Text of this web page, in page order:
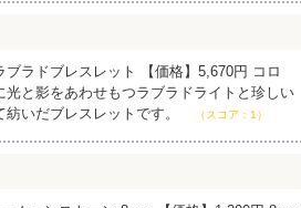
ブラドブレスレット 【価格】5,670円 コロ
と影をあわせもつラブラドライトと珍しい
いだブレスレットです。
（スコア：1）